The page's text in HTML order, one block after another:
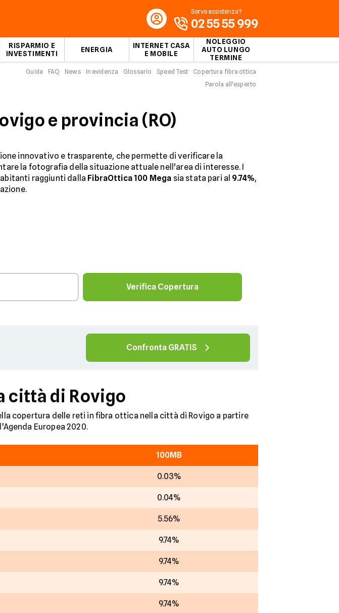
RISPARMIO E
INVESTIMENTI
ENERGIA
INTERNET CASA
E MOBILE
NOLEGGIO
AUTO LUNGO
TERMINE
Serve assistenza?
02 55 55 999
Guida FAQ News In evidenza Glossario Speed Test
Copertura fibra ottica
Parola all'esperto
e provincia (RO)
innovativo e trasparente, che permette di verificare la
la fotografia della situazione attuale nell'area di interesse. I
raggiunti dalla FibraOttica 100 Mega sia stata pari al 9.74%,
Verifica Copertura
Confronta GRATIS
città di Rovigo
copertura delle reti in fibra ottica nella città di Rovigo a partire
Europea 2020.
100MB
0.03%
0.04%
5.56%
9.74%
9.74%
9.74%
9.74%